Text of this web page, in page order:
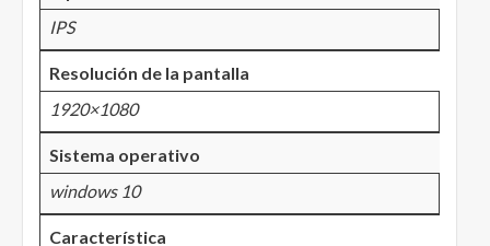
IPS
Resolución de la pantalla
1920×1080
Sistema operativo
windows 10
Característica